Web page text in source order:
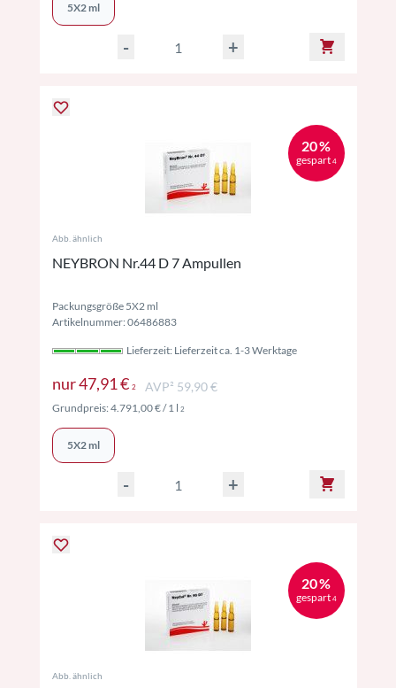
5X2 ml
- +
20 %
gespart 4
Abb. ähnlich
NEYBRON Nr.44 D 7 Ampullen
Packungsgröße 5X2 ml
Artikelnummer: 06486883
Lieferzeit: Lieferzeit ca. 1-3 Werktage
nur47,91 € 2Preise inkl. MwSt. ggf. zzgl. Versand
AVP² 59,90 €
Grundpreis:4.791,00 €/ 1 l 2Preise inkl. MwSt. ggf. zzgl. Versand
5X2 ml
- +
20 %
gespart 4
Abb. ähnlich